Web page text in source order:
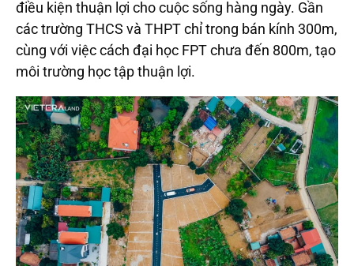
điều kiện thuận lợi cho cuộc sống hàng ngày. Gần
các trường THCS và THPT chỉ trong bán kính 300m,
cùng với việc cách đại học FPT chưa đến 800m, tạo
môi trường học tập thuận lợi.